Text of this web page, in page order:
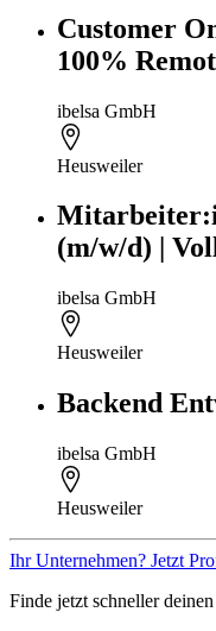
Customer
100%
ibelsa GmbH
Heusweiler
(m/w/d) |
ibelsa GmbH
Heusweiler
Backend
ibelsa GmbH
Heusweiler
Ihr Unternehmen? Jetzt
Finde jetzt schneller